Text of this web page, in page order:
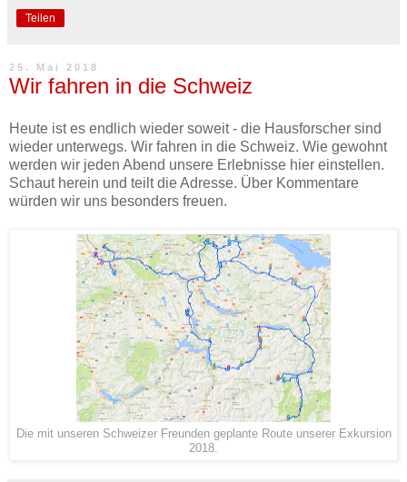
Teilen
25. Mai 2018
Wir fahren in die Schweiz
Heute ist es endlich wieder soweit - die Hausforscher sind
wieder unterwegs. Wir fahren in die Schweiz. Wie gewohnt
werden wir jeden Abend unsere Erlebnisse hier einstellen.
Schaut herein und teilt die Adresse. Über Kommentare
würden wir uns besonders freuen.
Die mit unseren Schweizer Freunden geplante Route unserer Exkursion
2018.